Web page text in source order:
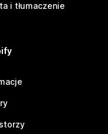
i tłumaczenie